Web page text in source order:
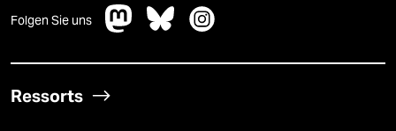
Folgen Sie uns
Ressorts